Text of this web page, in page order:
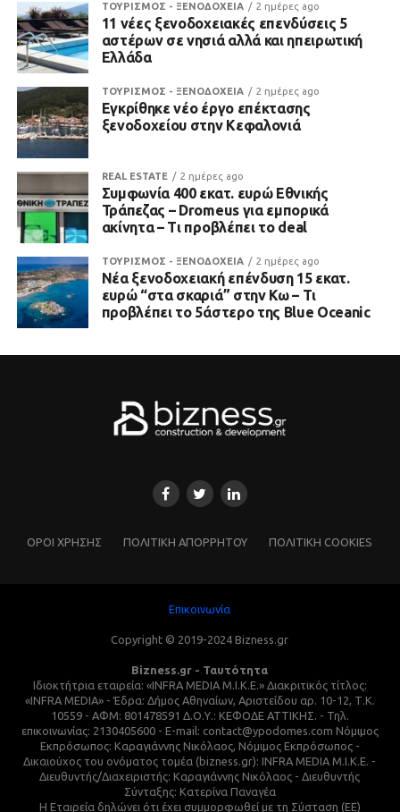
ΤΟΥΡΙΣΜΟΣ - ΞΕΝΟΔΟΧΕΙΑ 2 ημέρες ago
11 νέες ξενοδοχειακές επενδύσεις 5
αστέρων σε νησιά αλλά και ηπειρωτική
Ελλάδα
ΤΟΥΡΙΣΜΟΣ - ΞΕΝΟΔΟΧΕΙΑ 2 ημέρες ago
Εγκρίθηκε νέο έργο επέκτασης
ξενοδοχείου στην Κεφαλονιά
REAL ESTATE 2 ημέρες ago
Συμφωνία 400 εκατ. ευρώ Εθνικής
Τράπεζας – Dromeus για εμπορικά
ακίνητα – Τι προβλέπει το deal
ΤΟΥΡΙΣΜΟΣ - ΞΕΝΟΔΟΧΕΙΑ 2 ημέρες ago
Νέα ξενοδοχειακή επένδυση 15 εκατ.
ευρώ “στα σκαριά” στην Κω – Τι
προβλέπει το 5άστερο της Blue Oceanic
ΌΡΟΙ ΧΡΗΣΗΣ ΠΟΛΙΤΙΚΗ ΑΠΟΡΡΗΤΟΥ ΠΟΛΙΤΙΚΗ COOKIES
Επικοινωνία
Copyright © 2019-2024 Bizness.gr
Bizness.gr - Ταυτότητα
Ιδιοκτήτρια εταιρεία: «INFRA MEDIA M.I.K.E.» Διακριτικός τίτλος:
«INFRA MEDIA» - Έδρα: Δήμος Αθηναίων, Αριστείδου αρ. 10-12, Τ.Κ.
10559 - ΑΦΜ: 801478591 Δ.Ο.Υ.: ΚΕΦΟΔΕ ΑΤΤΙΚΗΣ. - Τηλ.
επικοινωνίας: 2130405600 - E-mail: contact@ypodomes.com Νόμιμος
Εκπρόσωπος: Καραγιάννης Νικόλαος, Νόμιμος Εκπρόσωπος -
Δικαιούχος του ονόματος τομέα (bizness.gr): INFRA MEDIA M.I.K.E. -
Διευθυντής/Διαχειριστής: Καραγιάννης Νικόλαος - Διευθυντής
Σύνταξης: Κατερίνα Παναγέα
Η Εταιρεία δηλώνει ότι έχει συμμορφωθεί με τη Σύσταση (ΕΕ)